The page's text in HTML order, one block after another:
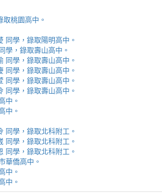
桃園高中。
學，錄取陽明高中。
學，錄取壽山高中。
學，錄取壽山高中。
學，錄取壽山高中。
學，錄取壽山高中。
學，錄取壽山高中。
中。
中。
學，錄取北科附工。
學，錄取北科附工。
學，錄取北科附工。
華僑高中。
中。
中。